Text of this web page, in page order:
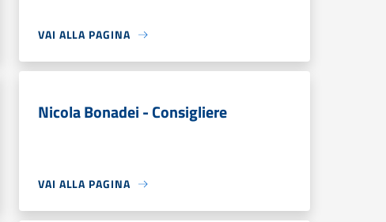
VAI ALLA PAGINA
Nicola Bonadei - Consigliere
VAI ALLA PAGINA